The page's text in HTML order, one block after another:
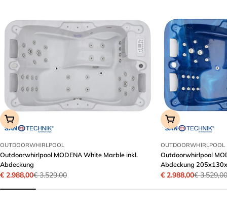
Ihr
Name
Ihre
E-
Ihre
Nachricht
Die mit * gekennzeichneten Felder sind Pflichtfelder.
In Den Warenkorb
OUTDOORWHIRLPOOL
Outdoorwhirlpool MODENA White Marble inkl.
Abdeckung
Verkaufspreis
€ 2.988,00
Regulärer
Preis
€ 3.529,00
In Den
OUTDOORWHIRLPOOL
Outdoorwhirlpool
Abdeckung
Verkaufspreis
€ 2.988,00
Regulärer
Preis
€ 3.529,00